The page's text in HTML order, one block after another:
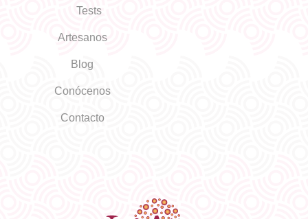
Tests
Artesanos
Blog
Conócenos
Contacto